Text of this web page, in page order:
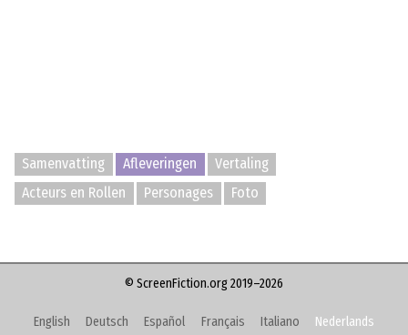
Samenvatting Afleveringen
Vertaling
Acteurs en Rollen
Personages Foto
© ScreenFiction.org 2019–2026
English Deutsch Español Français Italiano Nederlands